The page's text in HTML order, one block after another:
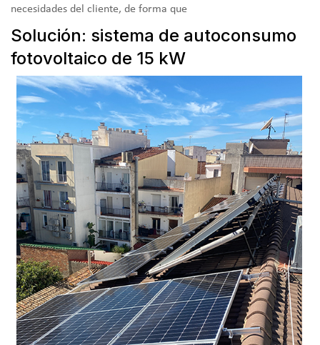
necesidades del cliente, de forma que
Solución: sistema de autoconsumo
fotovoltaico de 15 kW